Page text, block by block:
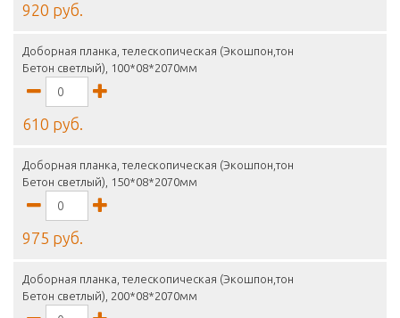
920 руб.
Доборная планка, телескопическая (Экошпон,тон
Бетон светлый), 100*08*2070мм
610 руб.
Доборная планка, телескопическая (Экошпон,тон
Бетон светлый), 150*08*2070мм
975 руб.
Доборная планка, телескопическая (Экошпон,тон
Бетон светлый), 200*08*2070мм